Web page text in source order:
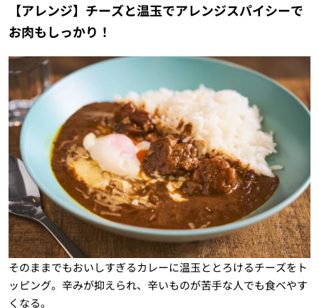
【アレンジ】チーズと温玉でアレンジスパイシーで
お肉もしっかり！
そのままでもおいしすぎるカレーに温玉ととろけるチーズをト
ッピング。辛みが抑えられ、辛いものが苦手な人でも食べやす
くなる。